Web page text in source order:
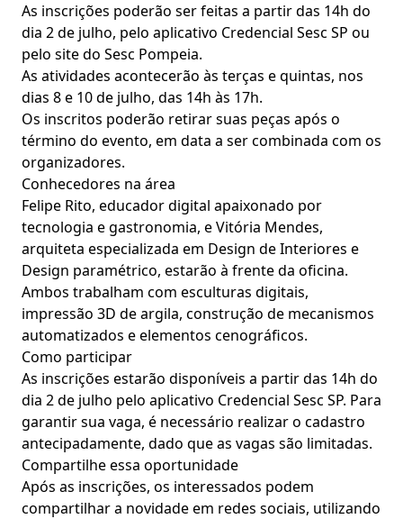
As inscrições poderão ser feitas a partir das 14h do
dia 2 de julho, pelo aplicativo Credencial Sesc SP ou
pelo site do Sesc Pompeia.
As atividades acontecerão às terças e quintas, nos
dias 8 e 10 de julho, das 14h às 17h.
Os inscritos poderão retirar suas peças após o
término do evento, em data a ser combinada com os
organizadores.
Conhecedores na área
Felipe Rito, educador digital apaixonado por
tecnologia e gastronomia, e Vitória Mendes,
arquiteta especializada em Design de Interiores e
Design paramétrico, estarão à frente da oficina.
Ambos trabalham com esculturas digitais,
impressão 3D de argila, construção de mecanismos
automatizados e elementos cenográficos.
Como participar
As inscrições estarão disponíveis a partir das 14h do
dia 2 de julho pelo aplicativo Credencial Sesc SP. Para
garantir sua vaga, é necessário realizar o cadastro
antecipadamente, dado que as vagas são limitadas.
Compartilhe essa oportunidade
Após as inscrições, os interessados podem
compartilhar a novidade em redes sociais, utilizando